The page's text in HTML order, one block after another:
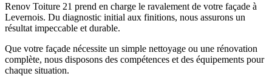
Renov Toiture 21 prend en charge le ravalement de votre façade à
Levernois. Du diagnostic initial aux finitions, nous assurons un
résultat impeccable et durable.
Que votre façade nécessite un simple nettoyage ou une rénovation
complète, nous disposons des compétences et des équipements pour
chaque situation.